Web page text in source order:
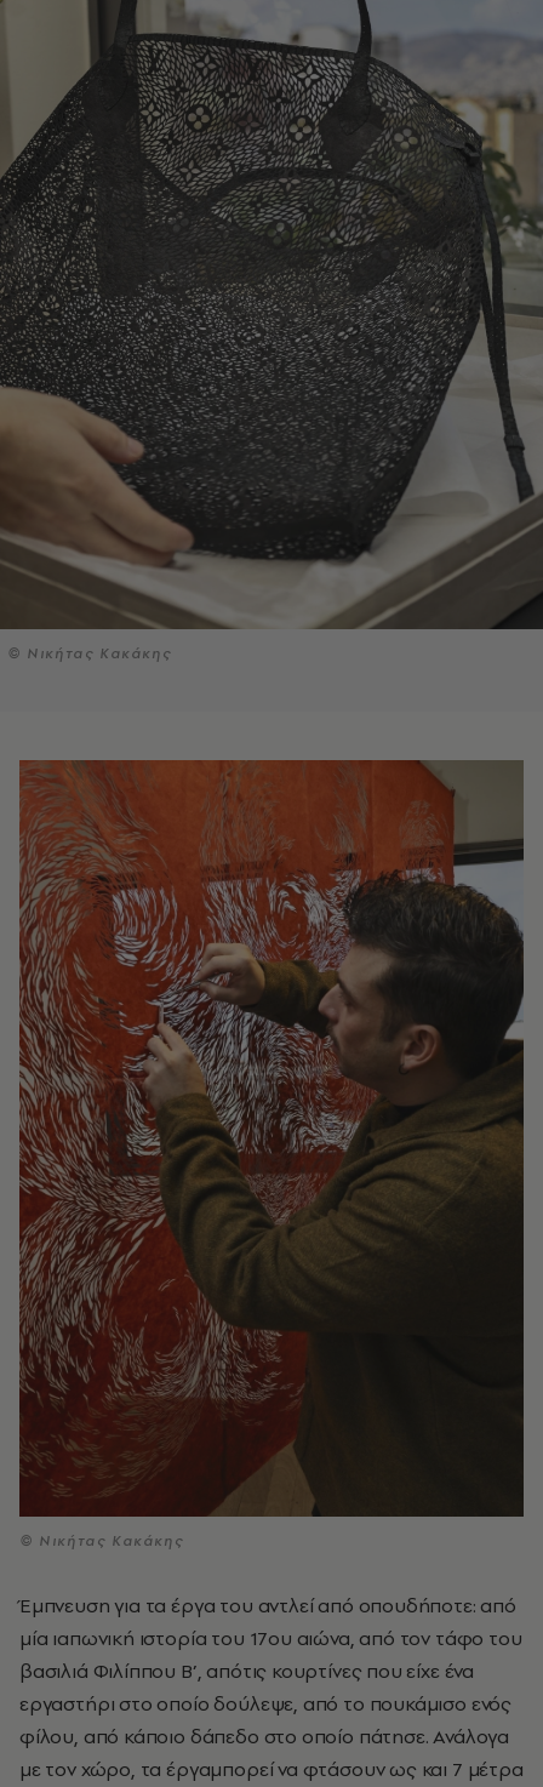
© Νικήτας Κακάκης
© Νικήτας Κακάκης
Έμπνευση για τα έργα του αντλεί από οπουδήποτε: από
μία ιαπωνική ιστορία του 17ου αιώνα, από τον τάφο του
βασιλιά Φιλίππου Β’, απότις κουρτίνες που είχε ένα
εργαστήρι στο οποίο δούλεψε, από το πουκάμισο ενός
φίλου, από κάποιο δάπεδο στο οποίο πάτησε. Ανάλογα
με τον χώρο, τα έργαμπορεί να φτάσουν ως και 7 μέτρα